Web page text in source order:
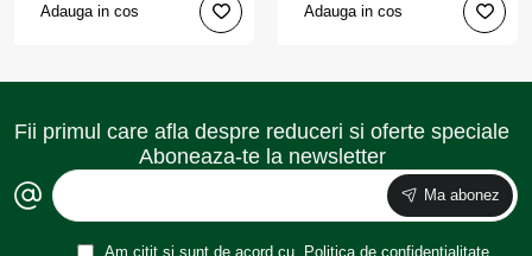
Adauga in cos Adauga in cos
Fii primul care afla despre reduceri si oferte speciale
Aboneaza-te la newsletter
Ma abonez
Am citit și sunt de acord cu Politica de confidențialitate